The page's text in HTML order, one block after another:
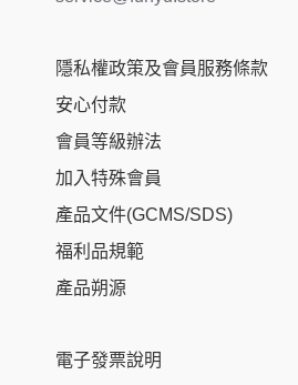
隱私權政策及會員服務條款
安心付款
會員等級辦法
加入特殊會員
產品文件(GCMS/SDS)
福利品規範
產品朔源
電子發票說明